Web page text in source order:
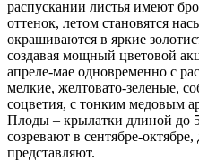
распускании листья имеют
оттенок, летом становятся
окрашиваются в яркие
создавая мощный цветовой
апреле-мае одновременно с
мелкие, желтовато-зеленые,
соцветия, с тонким медовым
Плоды – крылатки длиной до
созревают в сентябре-
представляют.